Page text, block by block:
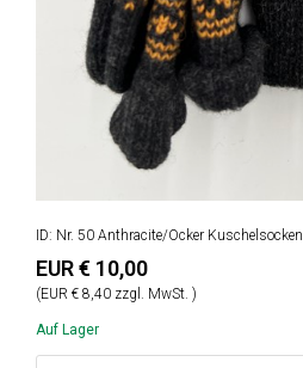
ID: Nr. 50 Anthracite/Ocker Kuschelsocken
EUR € 10,00
(EUR € 8,40 zzgl. MwSt. )
Auf Lager